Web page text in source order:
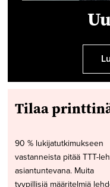
Tilaa
90 % lukijatutkimukseen
vastanneista pitää TTT-
asiantuntevana. Muita
tyypillisiä määritelmiä